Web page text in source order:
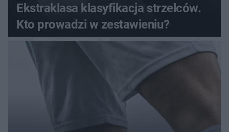
Ekstraklasa klasyfikacja strzelców.
Kto prowadzi w zestawieniu?